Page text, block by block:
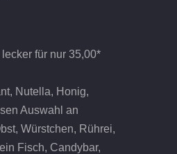
für nur 35,00*
Nutella, Honig,
Auswahl an
Würstchen, Rührei,
Fisch, Candybar,